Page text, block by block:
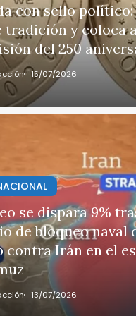
con sello político:
tradición y coloca
del 250
15/07/2026
se dispara 9%
de bloqueo naval
contra Irán en el
13/07/2026